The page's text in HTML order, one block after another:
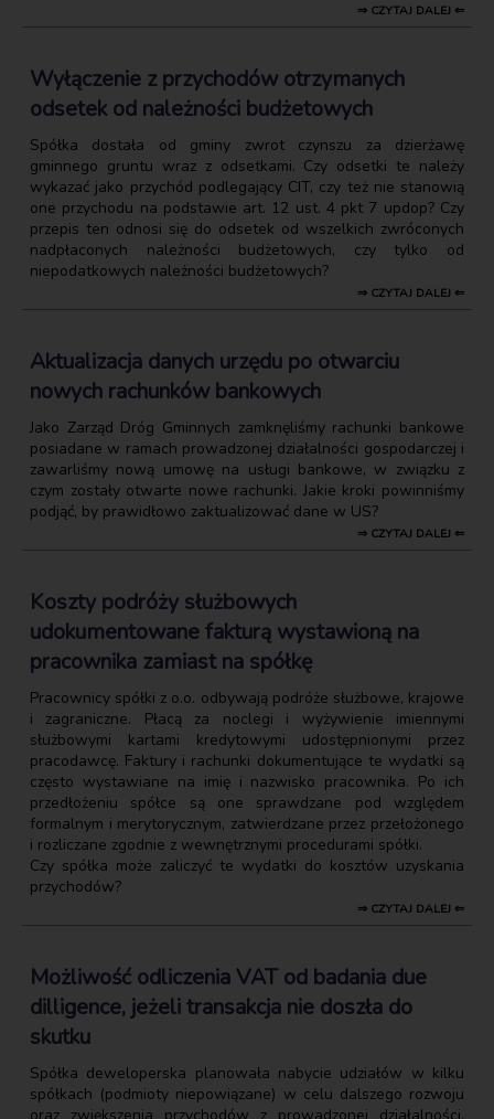
⇒ CZYTAJ DALEJ ⇐
Wyłączenie z przychodów otrzymanych
odsetek od należności budżetowych
Spółka dostała od gminy zwrot czynszu za dzierżawę
gminnego gruntu wraz z odsetkami. Czy odsetki te należy
wykazać jako przychód podlegający CIT, czy też nie stanowią
one przychodu na podstawie art. 12 ust. 4 pkt 7 updop? Czy
przepis ten odnosi się do odsetek od wszelkich zwróconych
nadpłaconych należności budżetowych, czy tylko od
niepodatkowych należności budżetowych?
⇒ CZYTAJ DALEJ ⇐
Aktualizacja danych urzędu po otwarciu
nowych rachunków bankowych
Jako Zarząd Dróg Gminnych zamknęliśmy rachunki bankowe
posiadane w ramach prowadzonej działalności gospodarczej i
zawarliśmy nową umowę na usługi bankowe, w związku z
czym zostały otwarte nowe rachunki. Jakie kroki powinniśmy
podjąć, by prawidłowo zaktualizować dane w US?
⇒ CZYTAJ DALEJ ⇐
Koszty podróży służbowych
udokumentowane fakturą wystawioną na
pracownika zamiast na spółkę
Pracownicy spółki z o.o. odbywają podróże służbowe, krajowe
i zagraniczne. Płacą za noclegi i wyżywienie imiennymi
służbowymi kartami kredytowymi udostępnionymi przez
pracodawcę. Faktury i rachunki dokumentujące te wydatki są
często wystawiane na imię i nazwisko pracownika. Po ich
przedłożeniu spółce są one sprawdzane pod względem
formalnym i merytorycznym, zatwierdzane przez przełożonego
i rozliczane zgodnie z wewnętrznymi procedurami spółki.
Czy spółka może zaliczyć te wydatki do kosztów uzyskania
przychodów?
⇒ CZYTAJ DALEJ ⇐
Możliwość odliczenia VAT od badania due
dilligence, jeżeli transakcja nie doszła do
skutku
Spółka deweloperska planowała nabycie udziałów w kilku
spółkach (podmioty niepowiązane) w celu dalszego rozwoju
oraz zwiększenia przychodów z prowadzonej działalności.